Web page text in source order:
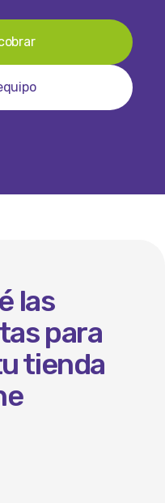
las
para
tienda